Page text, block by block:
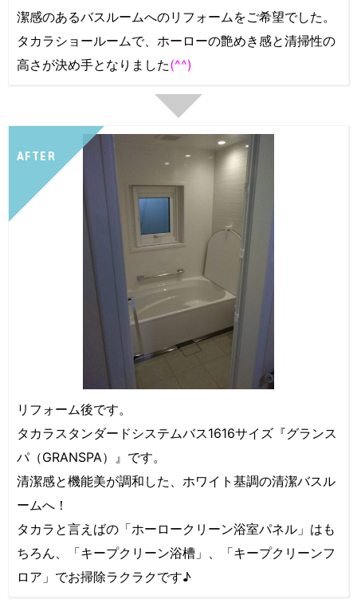
潔感のあるバスルームへのリフォームをご希望でした。
タカラショールームで、ホーローの艶めき感と清掃性の
高さが決め手となりました(^^)
AFTER
リフォーム後です。
タカラスタンダードシステムバス1616サイズ『グランス
パ（GRANSPA）』です。
清潔感と機能美が調和した、ホワイト基調の清潔バスル
ームへ！
タカラと言えばの「ホーロークリーン浴室パネル」はも
ちろん、「キープクリーン浴槽」、「キープクリーンフ
ロア」でお掃除ラクラクです♪